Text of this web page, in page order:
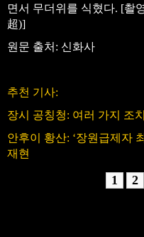
면서 무더위를 식혔다. [촬
超)]
원문 출처: 신화사
추천 기사:
장시 공칭청: 여러 가지 조
안후이 황산: ‘장원급제자
재현
1 2